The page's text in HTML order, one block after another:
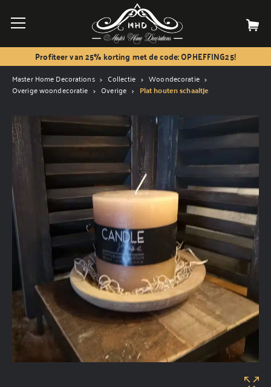
Profiteer van 25% korting met de code: OPHEFFING25!
Master Home Decorations Collectie
Woondecoratie
Overige woondecoratie
Overige Plat houten schaaltje